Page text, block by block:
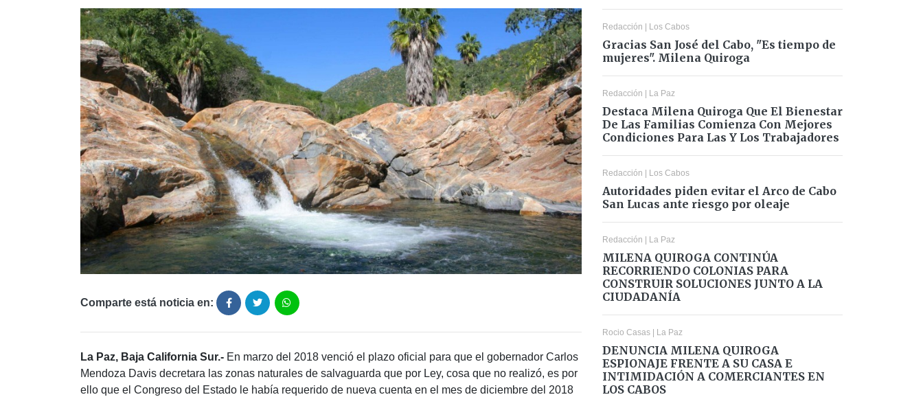
Comparte está noticia en:
La Paz, Baja California Sur.- En marzo del 2018 venció el plazo oficial para que el gobernador Carlos
Mendoza Davis decretara las zonas naturales de salvaguarda que por Ley, cosa que no realizó, es por
ello que el Congreso del Estado le había requerido de nueva cuenta en el mes de diciembre del 2018
Redacción | Los Cabos
Gracias San José del Cabo, "Es tiempo de
mujeres". Milena Quiroga
Redacción | La Paz
Destaca Milena Quiroga Que El Bienestar
De Las Familias Comienza Con Mejores
Condiciones Para Las Y Los Trabajadores
Redacción | Los Cabos
Autoridades piden evitar el Arco de Cabo
San Lucas ante riesgo por oleaje
Redacción | La Paz
MILENA QUIROGA CONTINÚA
RECORRIENDO COLONIAS PARA
CONSTRUIR SOLUCIONES JUNTO A LA
CIUDADANÍA
Rocio Casas | La Paz
DENUNCIA MILENA QUIROGA
ESPIONAJE FRENTE A SU CASA E
INTIMIDACIÓN A COMERCIANTES EN
LOS CABOS